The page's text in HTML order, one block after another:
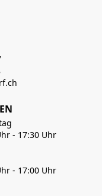
- 17:30 Uhr
- 17:00 Uhr